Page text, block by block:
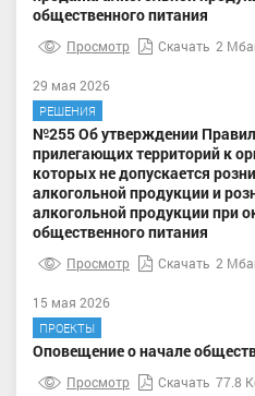
общественного питания
Просмотр Скачать 2
29 мая 2026
РЕШЕНИЯ
№255 Об утверждении
прилегающих территорий к
которых не допускается
алкогольной продукции и
алкогольной продукции при
общественного питания
Просмотр Скачать 2
15 мая 2026
ПРОЕКТЫ
Оповещение о начале
Просмотр Скачать 77.8